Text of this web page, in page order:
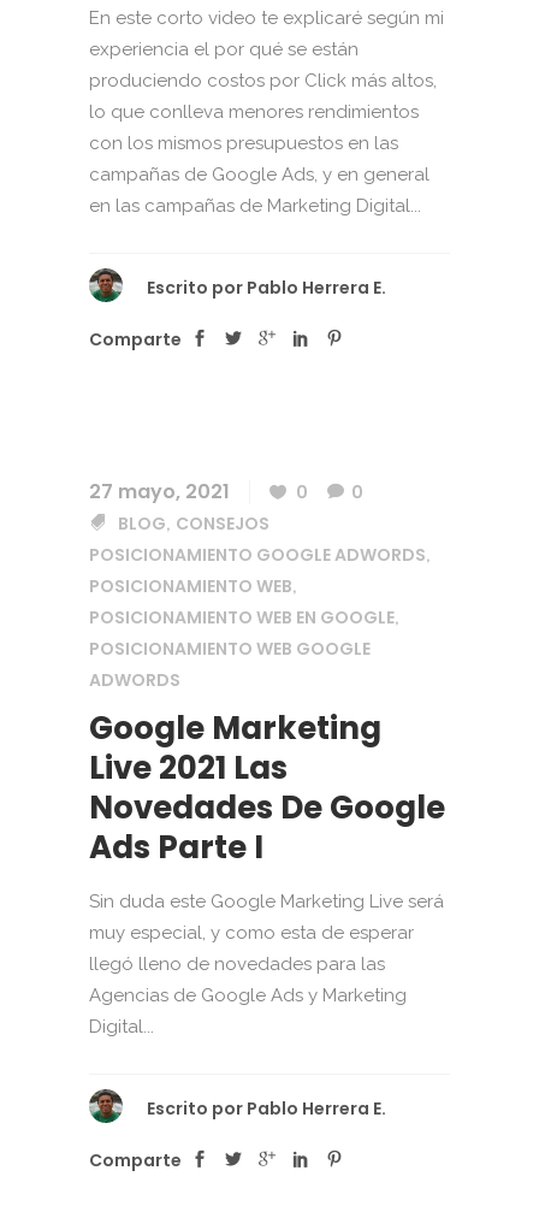
En este corto video te explicaré según mi
experiencia el por qué se están
produciendo costos por Click más altos,
lo que conlleva menores rendimientos
con los mismos presupuestos en las
campañas de Google Ads, y en general
en las campañas de Marketing Digital...
Escrito por Pablo Herrera E.
Comparte
27 mayo, 2021 0
0
BLOG, CONSEJOS
POSICIONAMIENTO GOOGLE ADWORDS,
POSICIONAMIENTO WEB,
POSICIONAMIENTO WEB EN GOOGLE,
POSICIONAMIENTO WEB GOOGLE
ADWORDS
Google Marketing
Live 2021 Las
Novedades De Google
Ads Parte I
Sin duda este Google Marketing Live será
muy especial, y como esta de esperar
llegó lleno de novedades para las
Agencias de Google Ads y Marketing
Digital...
Escrito por Pablo Herrera E.
Comparte